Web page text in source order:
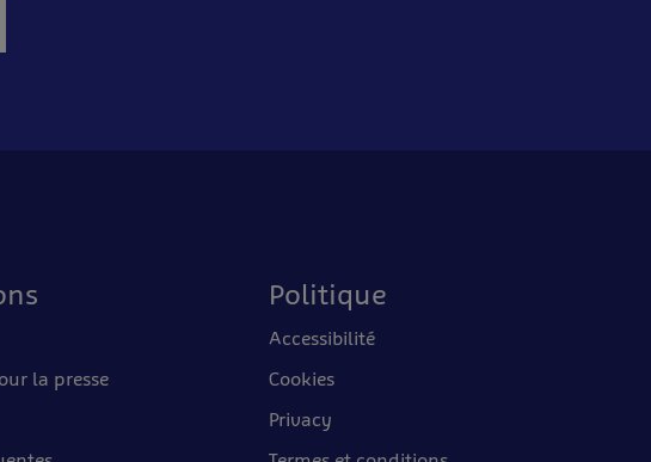
la presse
Politique
Accessibilité
Cookies
Privacy